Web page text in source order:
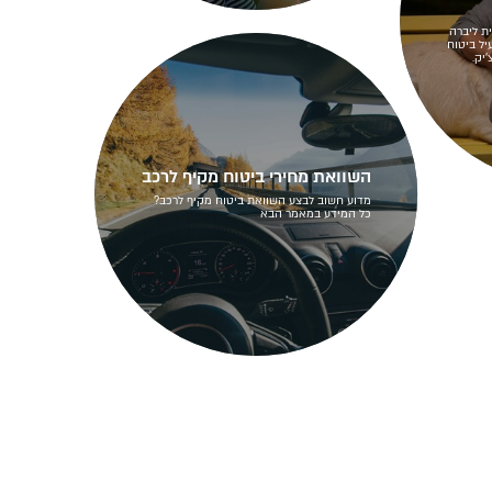
ליברה
ביטוח
השוואת מחירי ביטוח מקיף לרכב
מדוע חשוב לבצע השוואת ביטוח מקיף לרכב?
כל המידע במאמר הבא